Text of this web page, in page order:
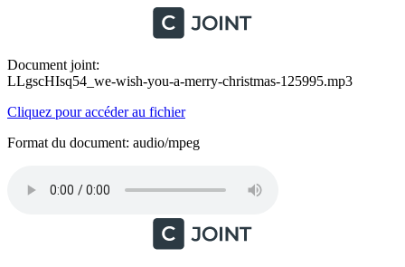
Document joint:
LLgscHIsq54_we-wish-you-a-merry-christmas-125995.mp3
Cliquez pour accéder au fichier
Format du document: audio/mpeg